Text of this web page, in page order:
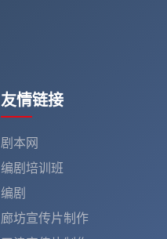
友情链接
剧本网
编剧培训班
编剧
廊坊宣传片制作